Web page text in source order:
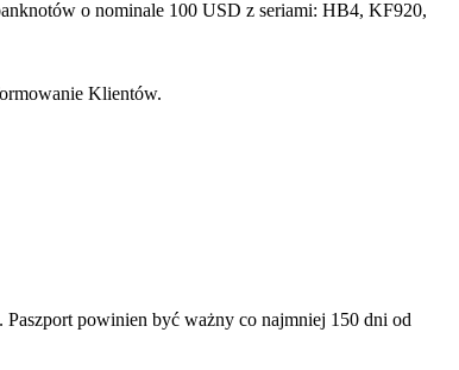
o nominale 100 USD z seriami: HB4, KF920,
Klientów.
powinien być ważny co najmniej 150 dni od